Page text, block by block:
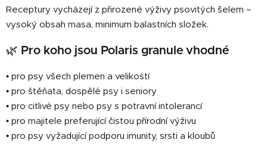
Receptury vycházejí z přirozené výživy psovitých šelem –
vysoký obsah masa, minimum balastních složek.
🌿 Pro koho jsou Polaris granule vhodné
• pro psy všech plemen a velikostí
• pro štěňata, dospělé psy i seniory
• pro citlivé psy nebo psy s potravní intolerancí
• pro majitele preferující čistou přírodní výživu
• pro psy vyžadující podporu imunity, srsti a kloubů